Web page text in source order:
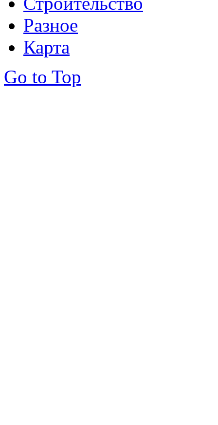
Разное
Карта
Go to Top